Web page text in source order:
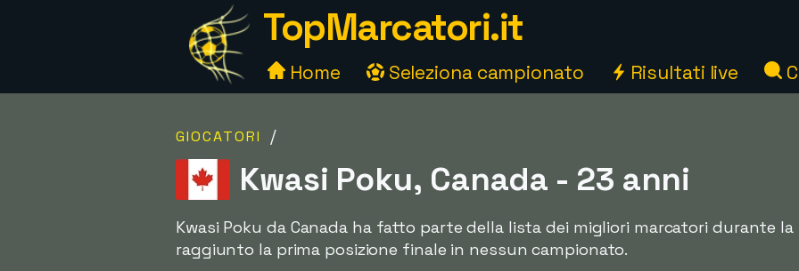
TopMarcatori.it
Home Seleziona campionato Risultati live
GIOCATORI /
Kwasi Poku, Canada - 23 anni
Kwasi Poku da Canada ha fatto parte della lista dei migliori marcatori durante
raggiunto la prima posizione finale in nessun campionato.